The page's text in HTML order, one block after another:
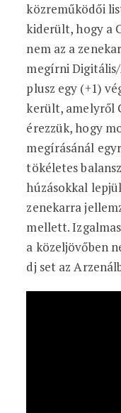
közreműködői
kiderült, hogy a
nem az a
megírni
plusz egy (+1)
került, amelyről
érezzük, hogy
megírásánál
tökéletes
húzásokkal
zenekarra
mellett.
a közeljövőben
dj set az